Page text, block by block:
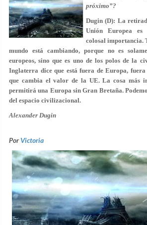
próximo”?
Dugin (D): La
Unión Europea es
colosal importancia.
mundo está cambiando, porque no es
europeos, sino que es uno de los polos de la
Inglaterra dice que está fuera de Europa,
que cambia el valor de la UE. La cosa más
permitirá una Europa sin Gran Bretaña.
del espacio civilizacional.
Alexander Dugin
PorVictoria